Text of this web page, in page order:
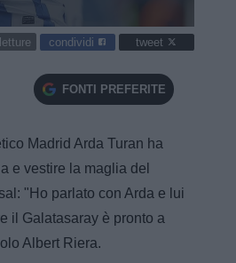
condividi tweet
FONTI PREFERITE
Madrid Arda Turan ha
e vestire la maglia del
"Ho parlato con Arda e lui
il Galatasaray è pronto a
Albert Riera.